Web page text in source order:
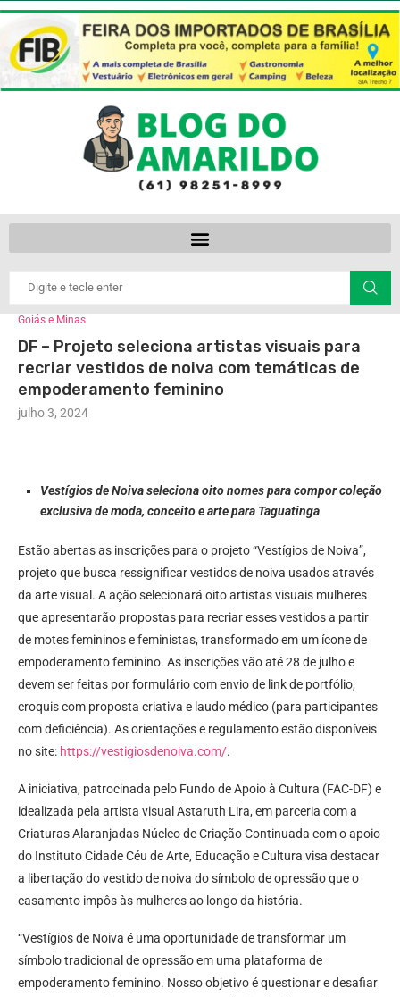
Goiás e Minas
DF – Projeto seleciona artistas visuais para
recriar vestidos de noiva com temáticas de
empoderamento feminino
julho 3, 2024
Vestígios de Noiva seleciona oito nomes para compor coleção
exclusiva de moda, conceito e arte para Taguatinga
Estão abertas as inscrições para o projeto “Vestígios de Noiva”,
projeto que busca ressignificar vestidos de noiva usados através
da arte visual. A ação selecionará oito artistas visuais mulheres
que apresentarão propostas para recriar esses vestidos a partir
de motes femininos e feministas, transformado em um ícone de
empoderamento feminino. As inscrições vão até 28 de julho e
devem ser feitas por formulário com envio de link de portfólio,
croquis com proposta criativa e laudo médico (para participantes
com deficiência). As orientações e regulamento estão disponíveis
no site: https://vestigiosdenoiva.com/.
A iniciativa, patrocinada pelo Fundo de Apoio à Cultura (FAC-DF) e
idealizada pela artista visual Astaruth Lira, em parceria com a
Criaturas Alaranjadas Núcleo de Criação Continuada com o apoio
do Instituto Cidade Céu de Arte, Educação e Cultura visa destacar
a libertação do vestido de noiva do símbolo de opressão que o
casamento impôs às mulheres ao longo da história.
“Vestígios de Noiva é uma oportunidade de transformar um
símbolo tradicional de opressão em uma plataforma de
empoderamento feminino. Nosso objetivo é questionar e desafiar